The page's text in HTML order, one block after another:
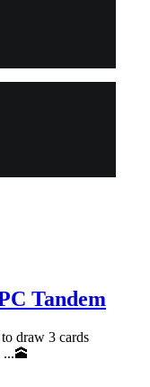
Tandem
draw 3 cards
...🕋